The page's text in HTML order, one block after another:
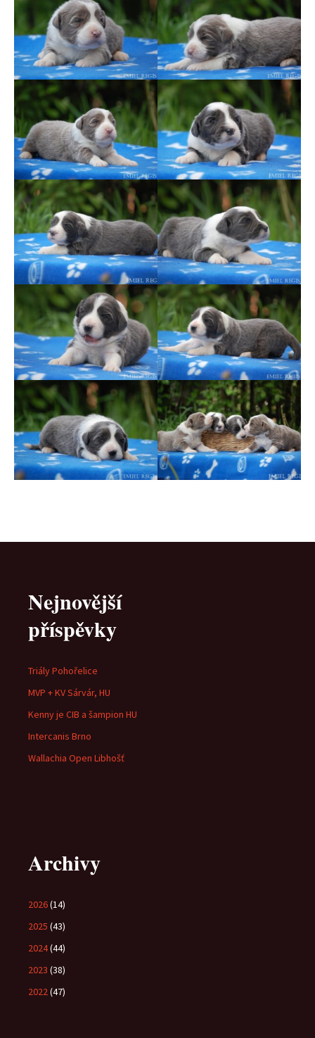
Nejnovější
příspěvky
Triály Pohořelice
MVP + KV Sárvár, HU
Kenny je CIB a šampion HU
Intercanis Brno
Wallachia Open Libhošť
Archivy
2026(14)
2025 (43)
2024(44)
2023 (38)
2022(47)